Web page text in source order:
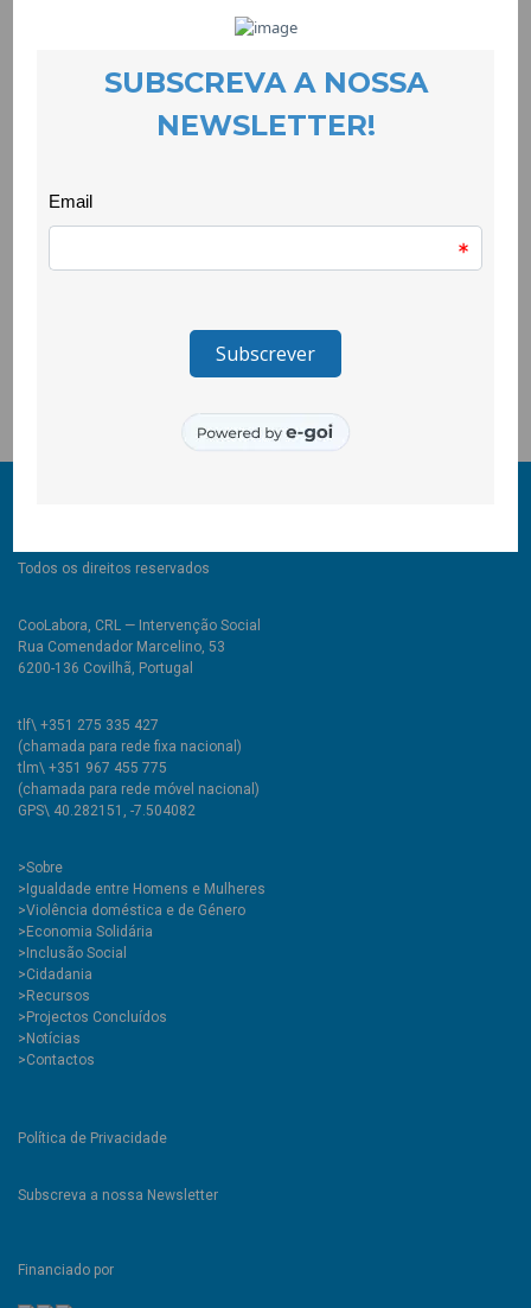
pintura, na CooLabora, dinamizada pela nossa companheira de
participada e alegre, onde pintámos, desenhámos, meditámos
Esta oficina decorreu no âmbito do projecto MALA –
Ferramentas para a Autonomia, promovido pela CooLabora,
em parceria com a Santa Casa da Misericórdia da Covilhã,
Fundação Calouste Gulbenkian em parceria com a Fundação
Bissaya Barreto no âmbito dos EEA Grants Portugal.
Todos os direitos reservados
CooLabora, CRL — Intervenção Social
Rua Comendador Marcelino, 53
6200-136 Covilhã, Portugal
tlf\ +351 275 335 427
(chamada para rede fixa nacional)
tlm\ +351 967 455 775
(chamada para rede móvel nacional)
GPS\ 40.282151, -7.504082
>Sobre
>Igualdade entre Homens e Mulheres
>Violência doméstica e de Género
>Economia Solidária
>Inclusão Social
>Cidadania
>Recursos
>Projectos Concluídos
>Notícias
>Contactos
Política de Privacidade
Subscreva a nossa Newsletter
Financiado por